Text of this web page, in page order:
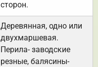
сторон.
Деревянная, одно или
двухмаршевая.
Перила- заводские
резные, балясины-